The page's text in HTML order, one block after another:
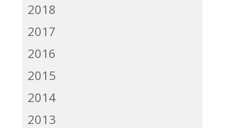
2018
2017
2016
2015
2014
2013